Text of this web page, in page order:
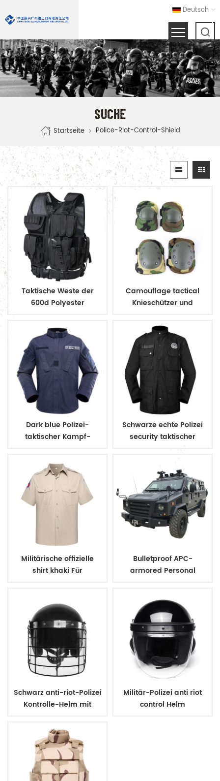
Deutsch
SUCHE
Startseite Police-Riot-Control-Shield
Taktische Weste der
600d Polyester
Camouflage tactical
Knieschützer und
Dark blue Polizei-
taktischer Kampf-
Schwarze echte Polizei
security taktischer
Militärische offizielle
shirt khaki Für
Bulletproof APC-
armored Personal
Schwarz anti-riot-Polizei
Kontrolle-Helm mit
Militär-Polizei anti riot
control Helm